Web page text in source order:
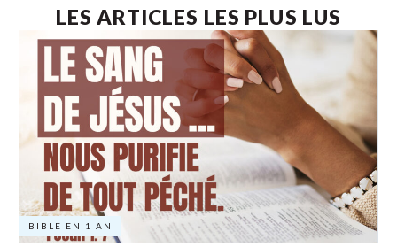
LES ARTICLES LES PLUS LUS
BIBLE EN 1 AN